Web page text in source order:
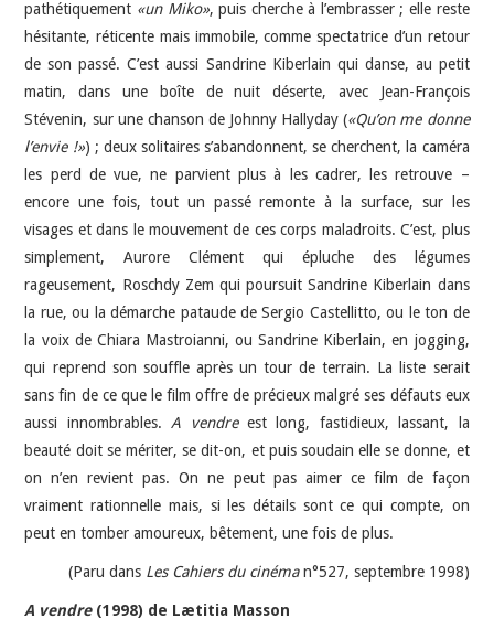
pathétiquement «un Miko», puis cherche à l’embrasser ; elle reste
hésitante, réticente mais immobile, comme spectatrice d’un retour
de son passé. C’est aussi Sandrine Kiberlain qui danse, au petit
matin, dans une boîte de nuit déserte, avec Jean-François
Stévenin, sur une chanson de Johnny Hallyday («Qu’on me donne
l’envie !») ; deux solitaires s’abandonnent, se cherchent, la caméra
les perd de vue, ne parvient plus à les cadrer, les retrouve –
encore une fois, tout un passé remonte à la surface, sur les
visages et dans le mouvement de ces corps maladroits. C’est, plus
simplement, Aurore Clément qui épluche des légumes
rageusement, Roschdy Zem qui poursuit Sandrine Kiberlain dans
la rue, ou la démarche pataude de Sergio Castellitto, ou le ton de
la voix de Chiara Mastroianni, ou Sandrine Kiberlain, en jogging,
qui reprend son souffle après un tour de terrain. La liste serait
sans fin de ce que le film offre de précieux malgré ses défauts eux
aussi innombrables.A vendreest long, fastidieux, lassant, la
beauté doit se mériter, se dit-on, et puis soudain elle se donne, et
on n’en revient pas. On ne peut pas aimer ce film de façon
vraiment rationnelle mais, si les détails sont ce qui compte, on
peut en tomber amoureux, bêtement, une fois de plus.
(Paru dans Les Cahiers du cinéman°527, septembre 1998)
A vendre (1998) de Lætitia Masson